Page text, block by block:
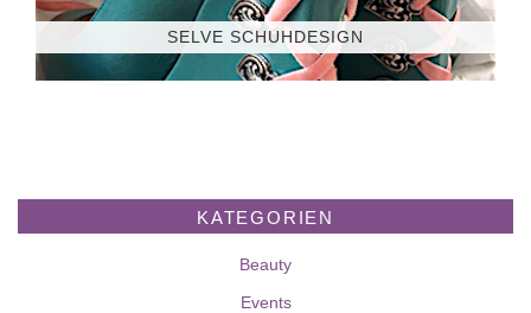
SELVE SCHUHDESIGN
KATEGORIEN
Beauty
Events